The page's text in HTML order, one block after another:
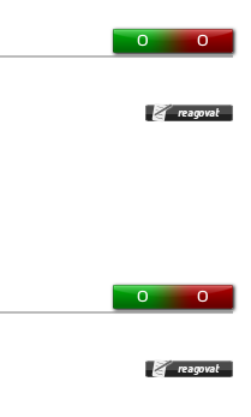
0 0
0 0